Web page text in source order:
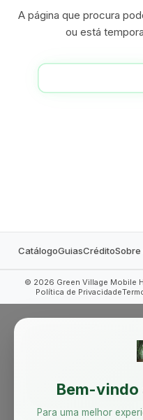
A página que procura
ou está
CatálogoGuiasCréditoSobre
© 2026 Green Village Mobile
Política de Privacidade
Bem-vindo
Para uma melhor